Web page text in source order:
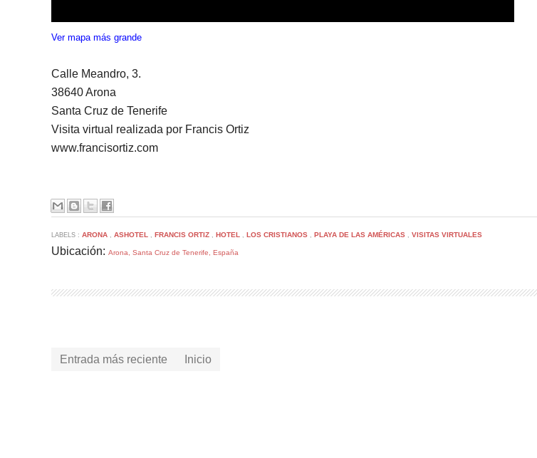
Ver mapa más grande
Calle Meandro, 3.
38640 Arona
Santa Cruz de Tenerife
Visita virtual realizada por Francis Ortiz
www.francisortiz.com
LABELS : ARONA , ASHOTEL , FRANCIS ORTIZ , HOTEL , LOS CRISTIANOS , PLAYA DE LAS AMÉRICAS , VISITAS VIRTUALES
Ubicación: Arona, Santa Cruz de Tenerife, España
Entrada más reciente Inicio